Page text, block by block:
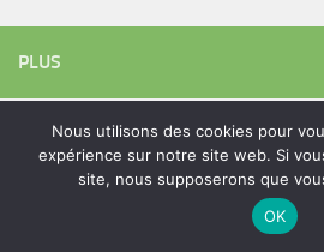
PLUS
Rechercher :
Nous utilisons des cookies pour
expérience sur notre site web. Si
site, nous supposerons que
OK